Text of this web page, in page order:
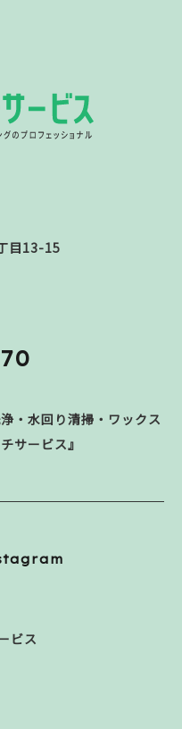
目13-15
・水回り清掃・ワックス
サービス』
ビス